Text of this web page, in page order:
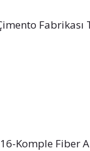
Fabrikası
Komple Fiber